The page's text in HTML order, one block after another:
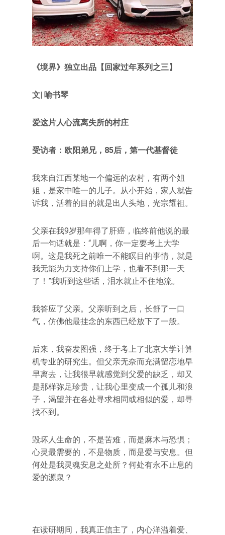
《境界》独立出品【回家过年系列之三】
文| 喻书琴
爱这片人心流离失所的村庄
受访者：欧阳弟兄，85后，第一代基督徒
我来自江西某地一个偏远的农村，有两个姐
姐，是家中唯一的儿子。从小开始，家人就告
诉我，活着的目的就是出人头地，光宗耀祖。
父亲在我9岁那年得了肝癌，临终前他说的最
后一句话就是：“儿啊，你一定要考上大学
啊。这是我死之前唯一不能瞑目的事情，就是
我无能为力支持你们上学，也看不到那一天
了！”我听到这些话，泪水就止不住地流。
我答应了父亲。父亲听到之后，长舒了一口
气，仿佛他最挂念的东西已经放下了一般。
后来，我奋发图强，终于考上了北京大学计算
机专业的研究生。但父亲无奈而充满留恋地早
早离去，让我很早就感觉到父爱的缺乏，却又
是那样弥足珍贵，让我心里变成一个孤儿和浪
子，渴望并在各处寻求相同或相似的爱，却寻
找不到。
毁坏人生命的，不是苦难，而是麻木与恐惧；
心灵最需要的，不是物质，而是爱与安息。但
何处是我灵魂安息之处所？何处有永不止息的
爱的源泉？
在读研期间，我真正信主了，内心洋溢着爱、